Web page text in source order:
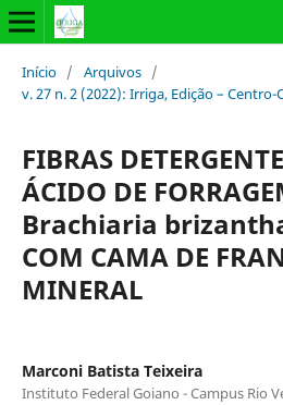
Início / Arquivos /
v. 27 n. 2 (2022): Irriga, Edição – Centro-
FIBRAS
ÁCIDO DE
Brachiaria
COM CAMA DE
MINERAL
Marconi Batista Teixeira
Instituto Federal Goiano - Campus Rio